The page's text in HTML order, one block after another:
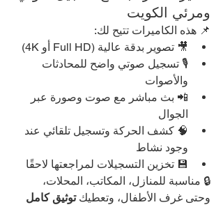
ومرئي الكويت
📌 هذه الكاميرات تتيح لك:
🎥 تصوير بدقة عالية (Full HD أو 4K)
🎙️ تسجيل صوتي واضح للمحادثات
والأصوات
📲 بث مباشر مع صوت وصورة عبر
الجوال
🧠 كشف الحركة وتسجيل تلقائي عند
وجود نشاط
💾 تخزين التسجيلات لمراجعتها لاحقًا
🔒 مناسبة للمنازل، المكاتب، المحلات،
وحتى غرف الأطفال، وتعطيك توثيق كامل